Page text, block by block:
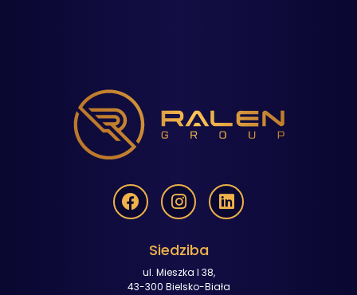
Siedziba
ul. Mieszka I 38,
43-300 Bielsko-Biała